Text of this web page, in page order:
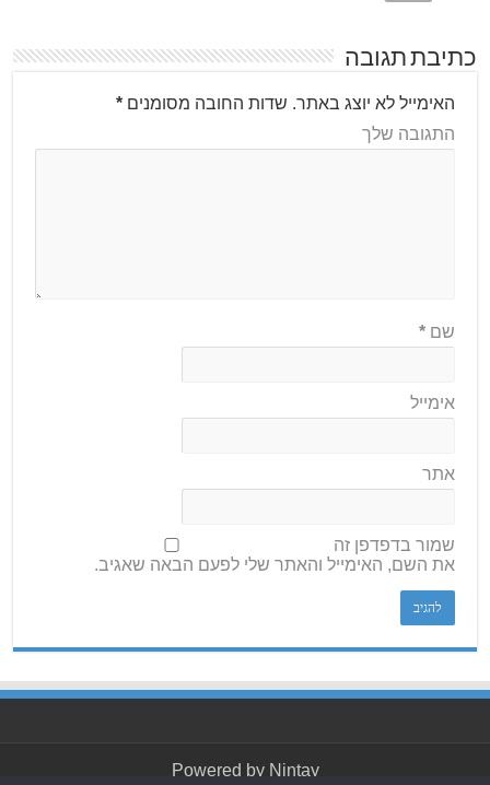
כתיבת תגובה
האימייל לא יוצג באתר. שדות החובה מסומנים*
התגובה שלך
שם*
אימייל
אתר
שמור בדפדפן זה
את השם, האימייל והאתר שלי לפעם הבאה שאגיב.
Powered by Nintay